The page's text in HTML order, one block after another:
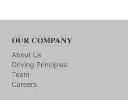
OUR COMPANY
About Us
Driving Principles
Team
Careers